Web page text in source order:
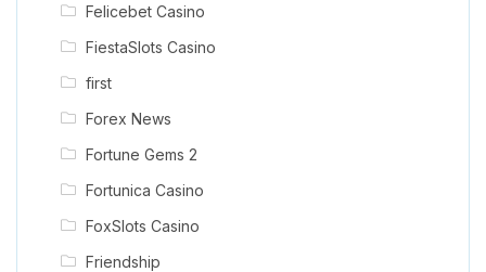
Felicebet Casino
FiestaSlots Casino
first
Forex News
Fortune Gems 2
Fortunica Casino
FoxSlots Casino
Friendship